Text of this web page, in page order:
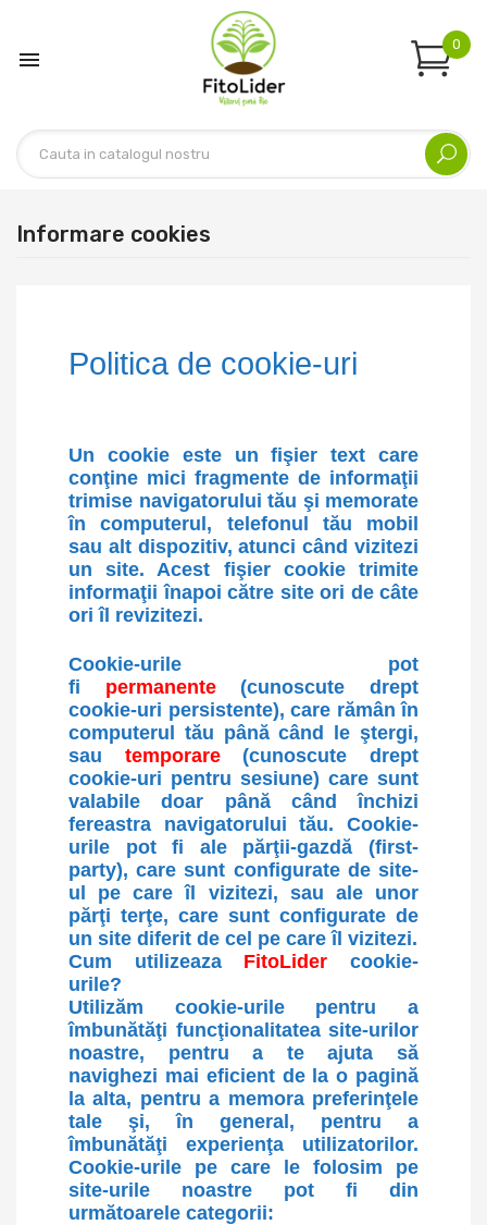

0
Informare cookies
Politica de cookie-uri
Un cookie este un fişier text care
conţine mici fragmente de informaţii
trimise navigatorului tău şi memorate
în computerul, telefonul tău mobil
sau alt dispozitiv, atunci când vizitezi
un site. Acest fişier cookie trimite
informaţii înapoi către site ori de câte
ori îl revizitezi.
Cookie-urile pot
fi permanente(cunoscute drept
cookie-uri persistente), care rămân în
computerul tău până când le ştergi,
sau temporare(cunoscute drept
cookie-uri pentru sesiune) care sunt
valabile doar până când închizi
fereastra navigatorului tău. Cookie-
urile pot fi ale părţii-gazdă (first-
party), care sunt configurate de site-
ul pe care îl vizitezi, sau ale unor
părţi terţe, care sunt configurate de
un site diferit de cel pe care îl vizitezi.
Cum utilizeaza FitoLider cookie-
urile?
Utilizăm cookie-urile pentru a
îmbunătăţi funcţionalitatea site-urilor
noastre, pentru a te ajuta să
navighezi mai eficient de la o pagină
la alta, pentru a memora preferinţele
tale şi, în general, pentru a
îmbunătăţi experienţa utilizatorilor.
Cookie-urile pe care le folosim pe
site-urile noastre pot fi din
următoarele categorii: